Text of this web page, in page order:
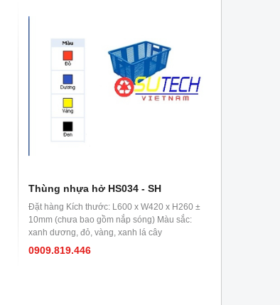
Thùng nhựa hở HS034 - SH
Đặt hàng Kích thước: L600 x W420 x H260 ±
10mm (chưa bao gồm nắp sóng) Màu sắc:
xanh dương, đỏ, vàng, xanh lá cây
0909.819.446